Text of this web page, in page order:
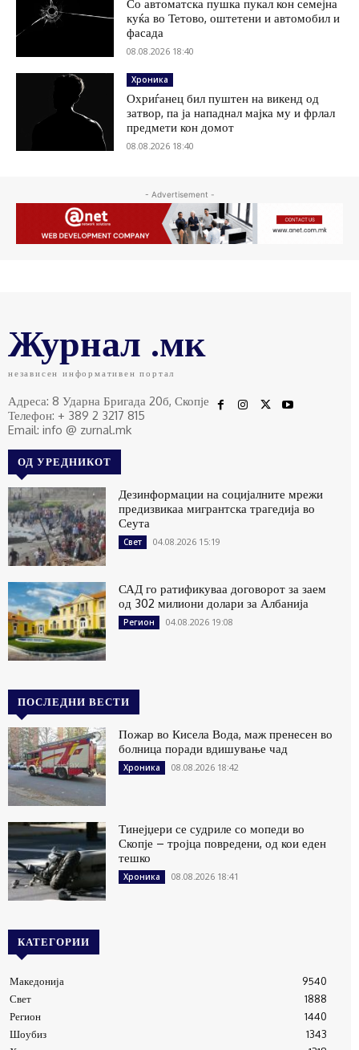
Со автоматска пушка пукал кон семејна
куќа во Тетово, оштетени и автомобил и
фасада
08.08.2026 18:40
Хроника
Охриѓанец бил пуштен на викенд од
затвор, па ја нападнал мајка му и фрлал
предмети кон домот
08.08.2026 18:40
- Advertisement -
Журнал .мк
независен информативен портал
Адреса: 8 Ударна Бригада 20б, Скопје
Телефон: + 389 2 3217 815
Email: info @ zurnal.mk
ОД УРЕДНИКОТ
Дезинформации на социјалните мрежи
предизвикаа мигрантска трагедија во
Сеута
Свет 04.08.2026 15:19
САД го ратификуваа договорот за заем
од 302 милиони долари за Албанија
Регион 04.08.2026 19:08
ПОСЛЕДНИ ВЕСТИ
Пожар во Кисела Вода, маж пренесен во
болница поради вдишување чад
Хроника 08.08.2026 18:42
Тинејџери се судриле со мопеди во
Скопје – тројца повредени, од кои еден
тешко
Хроника 08.08.2026 18:41
КАТЕГОРИИ
Македонија
9540
Свет
1888
Регион
1440
Шоубиз
1343